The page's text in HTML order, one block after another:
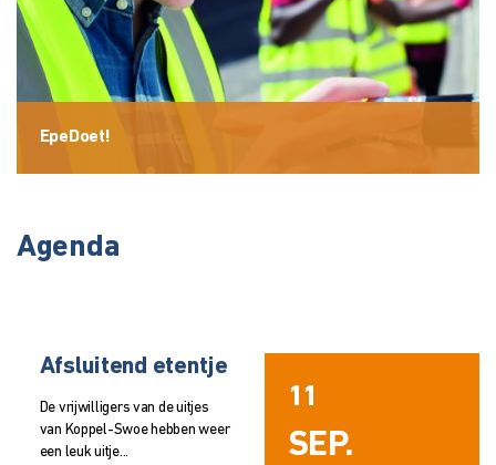
EpeDoet!
Agenda
Afsluitend etentje
De vrijwilligers van de uitjes
van Koppel-Swoe hebben weer
een leuk uitje...
11
SEP.